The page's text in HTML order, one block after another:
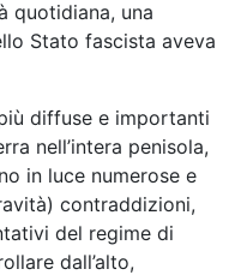
quotidiana, una
Stato fascista aveva
diffuse e importanti
nell’intera penisola,
in luce numerose e
contraddizioni,
del regime di
dall’alto,